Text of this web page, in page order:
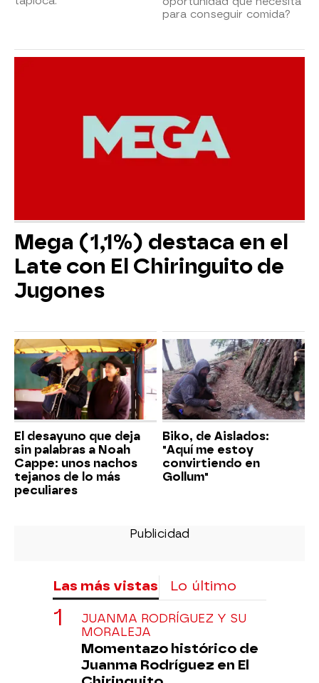
para conseguir comida?
Mega (1,1%) destaca en el
Late con El Chiringuito de
Jugones
El desayuno que deja
sin palabras a Noah
Cappe: unos nachos
tejanos de lo más
peculiares
Biko, de Aislados:
"Aquí me estoy
convirtiendo en
Gollum"
Las más vistas Lo último
JUANMA RODRÍGUEZ Y SU
MORALEJA
Momentazo histórico de
Juanma Rodríguez en El